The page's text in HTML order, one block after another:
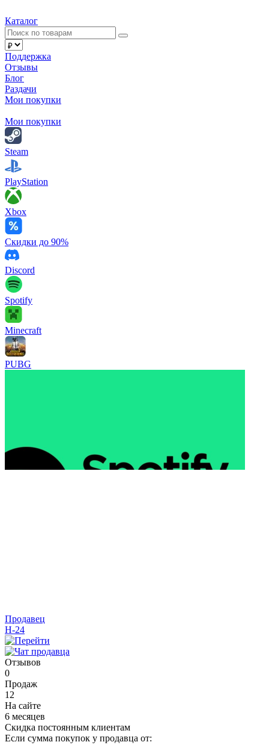
Каталог
Поддержка
Отзывы
Блог
Раздачи
Мои покупки
Мои покупки
Steam
PlayStation
Xbox
Скидки до 90%
Discord
Spotify
Minecraft
PUBG
Продавец
H-24
Отзывов
0
Продаж
12
На сайте
6 месяцев
Скидка постоянным клиентам
Если сумма покупок у продавца от: